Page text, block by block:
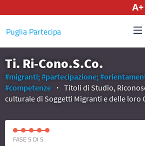
Puglia Partecipa
Ti. Ri-Cono.S.Co.
#migranti;#partecipazione;
#competenze
Titoli di Studio,
culturale di Soggetti Migranti e delle loro
FASE 5 DI 5